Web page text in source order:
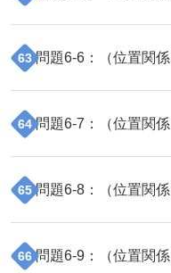
63 問題6-6 ：（位置関係
64 問題6-7 ：（位置関係
65 問題6-8 ：（位置関係
66 問題6-9 ：（位置関係